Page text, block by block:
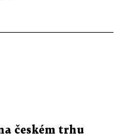
českém trhu